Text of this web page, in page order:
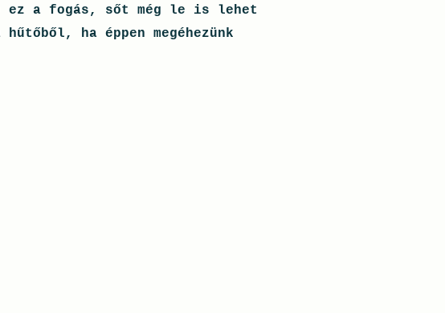
ez a fogás, sőt még le is lehet
ha éppen megéhezünk